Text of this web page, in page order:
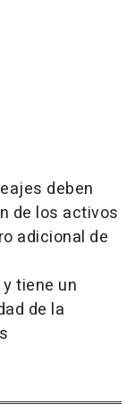
deben
de los activos
adicional de
tiene un
de la